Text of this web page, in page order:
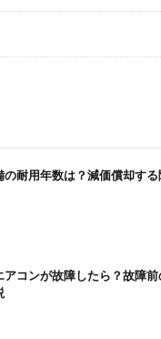
の耐用年数は？減価償却す
アコンが故障したら？故障